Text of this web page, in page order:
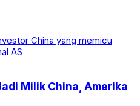
Milik China, Amerika